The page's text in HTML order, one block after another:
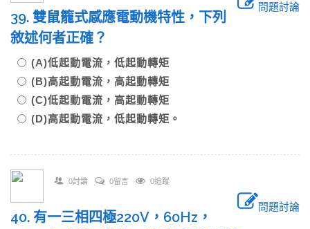
問題討論
39. 雙鼠籠式感應電動機特性，下列
敘述何者正確？
(A)低起動電流，低起動轉矩
(B)高起動電流，高起動轉矩
(C)低起動電流，高起動轉矩
(D)高起動電流，低起動轉矩。
0討論 0留言 0追蹤
問題討論
40. 有一三相四極220V，60Hz，